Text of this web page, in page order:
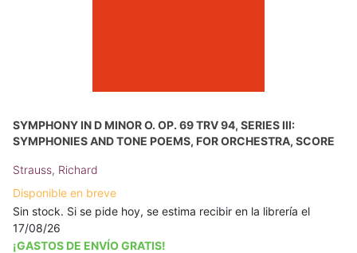
SYMPHONY IN D MINOR O. OP. 69 TRV 94, SERIES III:
SYMPHONIES AND TONE POEMS, FOR ORCHESTRA, SCORE
Strauss, Richard
Disponible en breve
Sin stock. Si se pide hoy, se estima recibir en la librería el
17/08/26
¡GASTOS DE ENVÍO GRATIS!